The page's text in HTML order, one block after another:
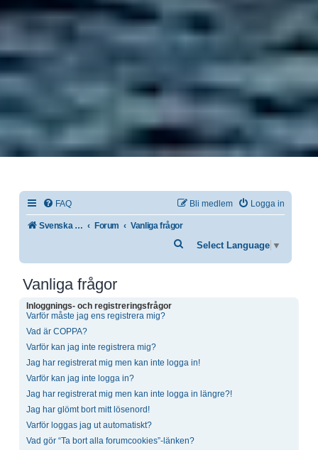
FAQ Logga in
Bli medlem
Svenska IF-båtförbundet Forum Vanliga frågor
Select Language ▼
Sök
Vanliga frågor
Inloggnings- och registreringsfrågor
Varför måste jag ens registrera mig?
Vad är COPPA?
Varför kan jag inte registrera mig?
Jag har registrerat mig men kan inte logga in!
Varför kan jag inte logga in?
Jag har registrerat mig men kan inte logga in längre?!
Jag har glömt bort mitt lösenord!
Varför loggas jag ut automatiskt?
Vad gör “Ta bort alla forumcookies”-länken?